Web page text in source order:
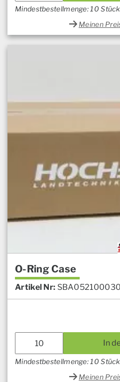
Mindestbestellmenge: 10 Stück
Meinen
O-Ring Case
Artikel Nr: SBA052100030
In
Mindestbestellmenge: 10 Stück
Meinen